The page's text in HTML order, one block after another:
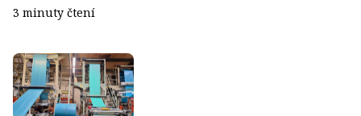
3 minuty čtení